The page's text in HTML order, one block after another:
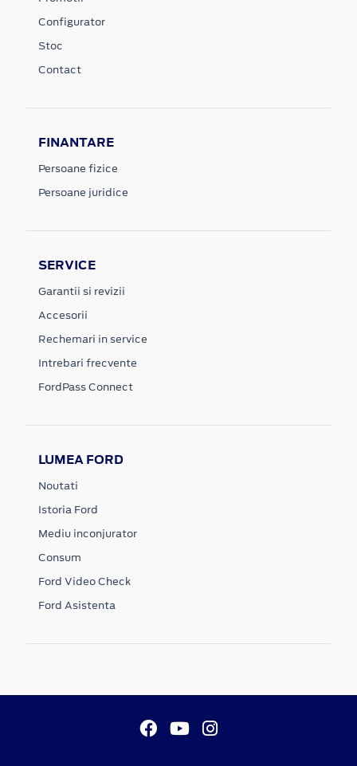
Configurator
Stoc
Contact
FINANTARE
Persoane fizice
Persoane juridice
SERVICE
Garantii si revizii
Accesorii
Rechemari in service
Intrebari frecvente
FordPass Connect
LUMEA FORD
Noutati
Istoria Ford
Mediu inconjurator
Consum
Ford Video Check
Ford Asistenta